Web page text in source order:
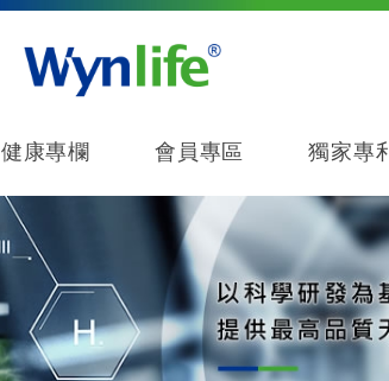
健康專欄 會員專區 獨家專